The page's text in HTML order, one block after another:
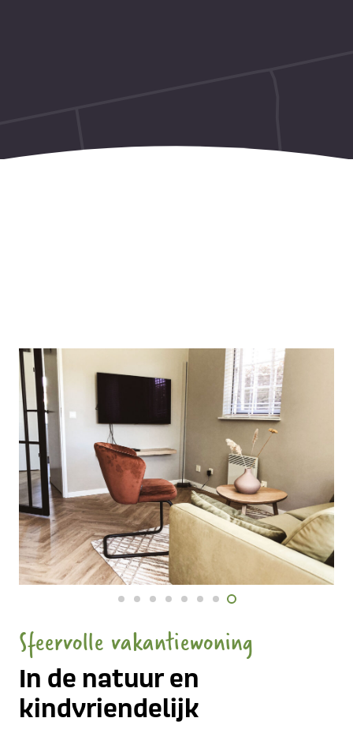
Sfeervolle vakantiewoning
In de natuur en
kindvriendelijk